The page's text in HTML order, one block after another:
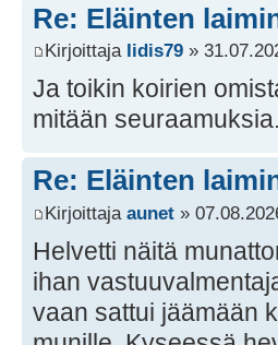
Re: Eläinten
Kirjoittaja Iidis79 »
Ja toikin koirien
mitään seuraamuksia.
Re: Eläinten
Kirjoittaja aunet »
Helvetti näitä
ihan
vaan sattui jäämään